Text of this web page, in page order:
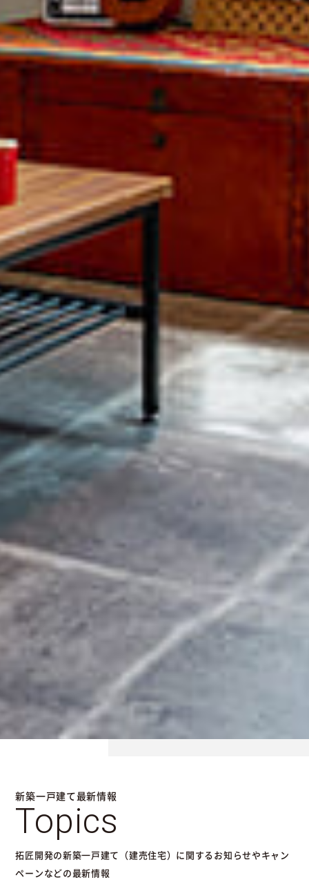
新築一戸建て最新情報
Topics
拓匠開発の新築一戸建て（建売住宅）に関するお知らせやキャン
ペーンなどの最新情報